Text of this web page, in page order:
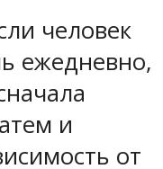
человек
ежедневно,
и
от